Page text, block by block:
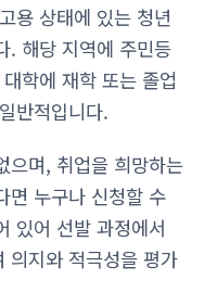
용 상태에 있는 청년
. 해당 지역에 주민등
학에 재학 또는 졸업
반적입니다.
으며, 취업을 희망하는
면 누구나 신청할 수
있어 선발 과정에서
의지와 적극성을 평가